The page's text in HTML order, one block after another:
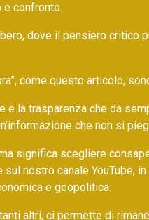
confronto.
dove il pensiero critico
come questo articolo,
e la trasparenza che da
che non si
significa scegliere
nostro canale YouTube,
e geopolitica.
altri, ci permette di